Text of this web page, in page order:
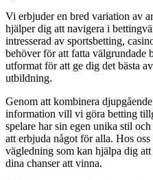
Vi erbjuder en bred variation av
hjälper dig att navigera i
intresserad av sportsbetting,
behöver för att fatta välgrundade
utformat för att ge dig det bästa
utbildning.
Genom att kombinera
information vill vi göra betting
spelare har sin egen unika stil
att erbjuda något för alla. Hos
vägledning som kan hjälpa dig
dina chanser att vinna.